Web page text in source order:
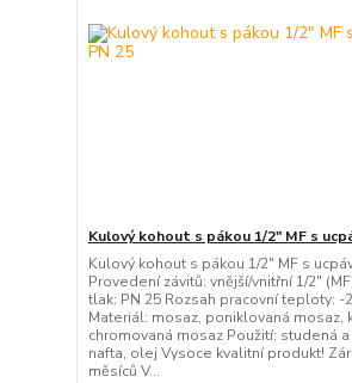
Kulový kohout s pákou 1/2" MF s
Kulový kohout s pákou 1/2" MF s
Provedení závitů: vnější/vnitřní 1/2"
tlak: PN 25 Rozsah pracovní teploty: -
Materiál: mosaz, poniklovaná mosaz,
chromovaná mosaz Použití: studená
nafta, olej Vysoce kvalitní produkt!
měsíců V...